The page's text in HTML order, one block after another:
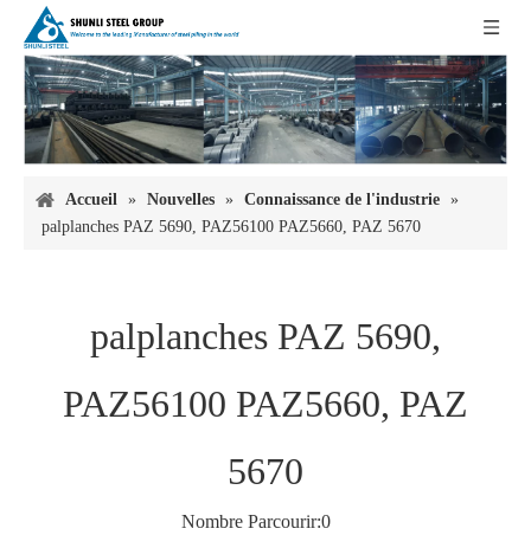
Accueil » Nouvelles » Connaissance de l'industrie »
palplanches PAZ 5690, PAZ56100 PAZ5660, PAZ 5670
palplanches PAZ 5690,
PAZ56100 PAZ5660, PAZ
5670
Nombre Parcourir:0